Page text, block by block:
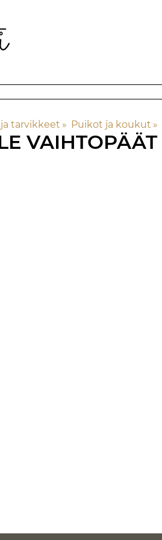
tarvikkeet ‪» Puikot ja koukut ‪»
VAIHTOPÄÄT